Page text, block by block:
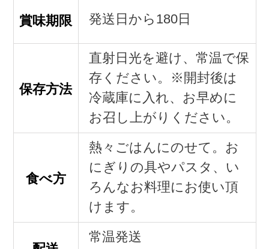
賞味期限 発送日から180日
保存方法
直射日光を避け、常温で保
存ください。※開封後は
冷蔵庫に入れ、お早めに
お召し上がりください。
食べ方
熱々ごはんにのせて。お
にぎりの具やパスタ、い
ろんなお料理にお使い頂
けます。
常温発送